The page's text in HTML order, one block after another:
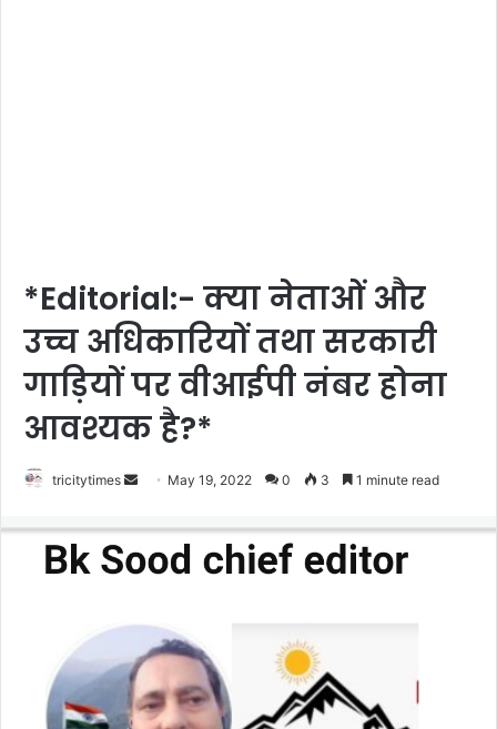
*Editorial:- क्या नेताओं और
उच्च अधिकारियों तथा सरकारी
गाड़ियों पर वीआईपी नंबर होना
आवश्यक है?*
tricitytimes
Send
email
May 19, 2022 0 3 1 minute read